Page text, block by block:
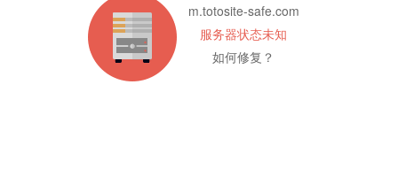
m.totosite-safe.com
服务器状态未知
如何修复？